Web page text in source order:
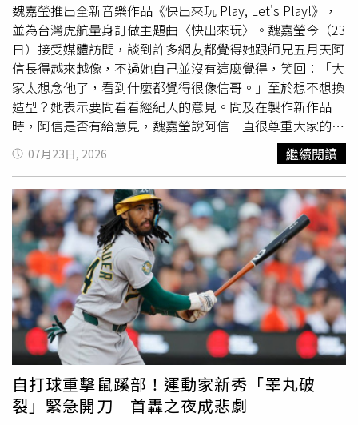
Google Play相關機制。他認為，部分監管要求並未提升市
場競爭，反而降低產品使用體驗，也削弱平台原有的安全防
護能力，最終可能影響歐洲企業與消費者利益。雖然這是
Google首次因《數位市場法》遭到裁罰，但若計入過去近
20年涉及反壟斷案件的處分，Google累計遭歐盟開罰金額
已達103.8億歐元，持續成為全球遭歐盟反壟斷裁罰金額最
高的科技企業之一。歐盟反壟斷主管里貝拉（Teresa
Ribera）表示，執法機關將持續依法執行相關規定，維護市
場公平競爭。歐盟科技主管亨娜．維爾庫寧（Henna
Virkkunen）也指出，《數位市場法》目的在於防止大型數
位平台濫用市場支配地位，建立更公平的數位市場環境。外
界也關注，此次裁罰恐進一步升高美國與歐盟之間的科技與
貿易摩擦。美國總統川普先前曾多次批評歐盟對美國科技企
業祭出高額罰款，並表示可能以關稅措施回應，美國國會也
持續關注歐盟對美國科技公司的監管措施。此次裁決也是
《數位市場法》正式施行後，歐盟第三度對大型科技平台祭
出重大裁罰。在蘋果與Meta之後，Google也成為最新遭處
分的科技企業，未來歐盟對大型數位平台的監管力道，以及
美歐雙方在科技政策上的互動，仍備受市場關注。
魏嘉瑩推出全新音樂作品《快出來玩 Play, Let's Play!》，
並為台灣虎航量身訂做主題曲〈快出來玩〉。魏嘉瑩今（23
日）接受媒體訪問，談到許多網友都覺得她跟師兄五月天阿
信長得越來越像，不過她自己並沒有這麼覺得，笑回：「大
家太想念他了，看到什麼都覺得很像信哥。」至於想不想換
造型？她表示要問看看經紀人的意見。問及在製作新作品
時，阿信是否有給意見，魏嘉瑩說阿信一直很尊重大家的想
法，「信哥很早以前就有給我一個原則，就是要好聽，代表
無論做什麼樣的更動，只要讓人滿意就好。」先前在大巨蛋
演唱會上，阿信被陳綺貞抱怨回訊息很慢，魏嘉瑩則透露阿
信曾經最長一周才回她訊息，但她不敢打電話打擾對方，笑
說：「看運氣，沒有被回就自己想辦法。」魏嘉瑩至美國錄
音，還朝聖了世足賽。（圖／相信音樂提供）魏嘉瑩為了新
作品至美國舊金山錄音，並造訪了知名的惡魔島，她分享：
「原本是一個監獄，有開放給遊客進去，房間真的很小，沒
有任何隱私可言，內心受到震撼。」雖然在監獄心情很沉
重，但走一走就發現賣周邊的商店，讓她有點出戲。她還在
美國乘坐了無人駕駛的車子，要上去門會自己打開，讓她覺
得非常新鮮。除了錄音，魏嘉瑩還特別朝聖了世足賽，公司
同事都超級羨慕，她也笑說：「我都羨慕我自己了。」那場
比賽是奧地利對上約旦，剛好約旦是首度參加世足賽，魏嘉
瑩便決定支持約旦，「結果就輸了，我回去檢討一下。」她
07月23日, 2026 繼續閱讀
自打球重擊鼠蹊部！運動家新秀「睪丸破
裂」緊急開刀 首轟之夜成悲劇